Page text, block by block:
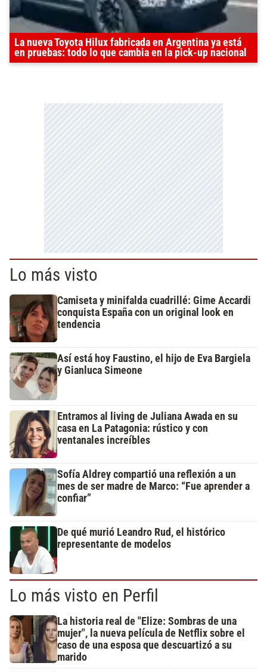
La nueva Toyota Hilux fabricada en Argentina ya está
en pruebas: todo lo que cambia en la pick-up nacional
Lo más visto
Camiseta y minifalda cuadrillé: Gime Accardi
conquista España con un original look en
tendencia
Así está hoy Faustino, el hijo de Eva Bargiela
y Gianluca Simeone
Entramos al living de Juliana Awada en su
casa en La Patagonia: rústico y con
ventanales increíbles
Sofía Aldrey compartió una reflexión a un
mes de ser madre de Marco: “Fue aprender a
confiar”
De qué murió Leandro Rud, el histórico
representante de modelos
Lo más visto en Perfil
La historia real de "Elize: Sombras de una
mujer", la nueva película de Netflix sobre el
caso de una esposa que descuartizó a su
marido